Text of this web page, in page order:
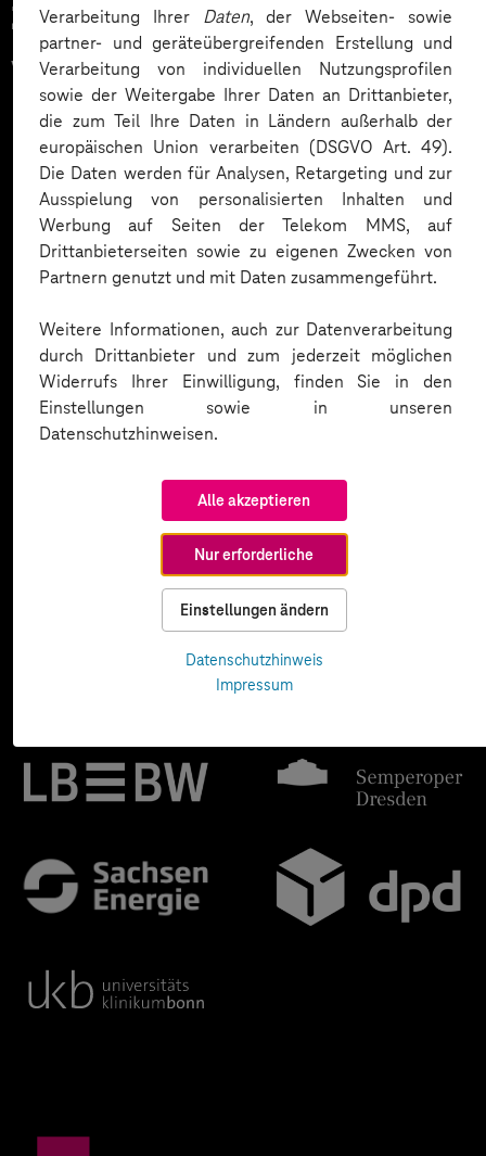
Verarbeitung Ihrer Daten, der Webseiten- sowie
partner- und geräteübergreifenden Erstellung und
Verarbeitung von individuellen Nutzungsprofilen
sowie der Weitergabe Ihrer Daten an Drittanbieter,
die zum Teil Ihre Daten in Ländern außerhalb der
europäischen Union verarbeiten (DSGVO Art. 49).
Die Daten werden für Analysen, Retargeting und zur
Ausspielung von personalisierten Inhalten und
Werbung auf Seiten der Telekom MMS, auf
Drittanbieterseiten sowie zu eigenen Zwecken von
Partnern genutzt und mit Daten zusammengeführt.
Weitere Informationen, auch zur Datenverarbeitung
durch Drittanbieter und zum jederzeit möglichen
Widerrufs Ihrer Einwilligung, finden Sie in den
Einstellungen sowie in unseren
Datenschutzhinweisen.
Alle akzeptieren
Nur erforderliche
Einstellungen ändern
Datenschutzhinweis
Impressum
Zahlreiche Unternehmen
vertrauen auf unsere
Expertise. Hier eine Auswahl: